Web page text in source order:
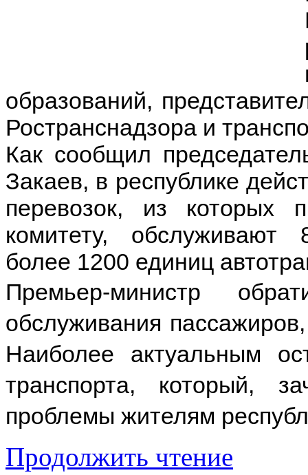
образований,
Ространснадзора и
Как сообщил
Закаев, в республике
перевозок, из которых
комитету, обслуживают
более 1200 единиц
Премьер-министр
обслуживания
Наиболее актуальным
транспорта, который,
проблемы жителям
Продолжить чтение